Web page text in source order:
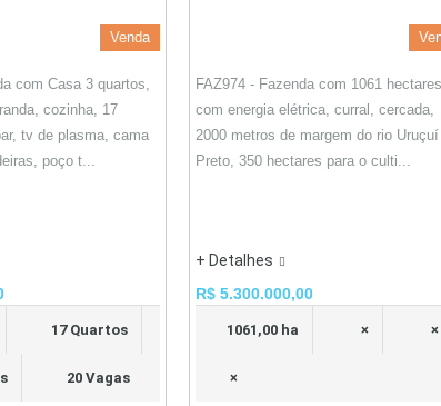
Venda
com Casa 3 quartos,
cozinha, 17
tv de plasma, cama
poço t...
17 Quartos
20 Vagas
FAZ974 - Fazenda com 1061
com energia elétrica, curral, cercada,
2000 metros de margem do rio Uruçuí
Preto, 350 hectares para o culti...
+ Detalhes
R$ 5.300.000,00
1061,00 ha × ×
×